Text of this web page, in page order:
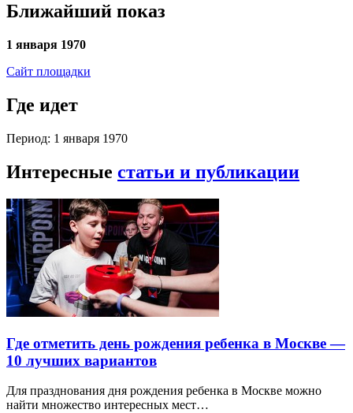
Ближайший показ
1 января 1970
Сайт площадки
Где идет
Период: 1 января 1970
Интересные статьи и публикации
Где отметить день рождения ребенка в Москве —
10 лучших вариантов
Для празднования дня рождения ребенка в Москве можно
найти множество интересных мест…